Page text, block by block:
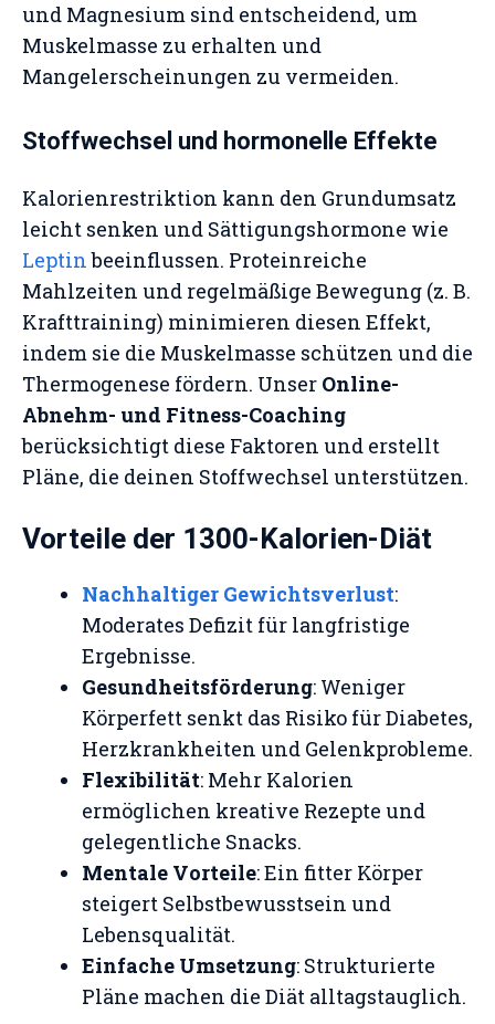
und Magnesium sind entscheidend, um
Muskelmasse zu erhalten und
Mangelerscheinungen zu vermeiden.
Stoffwechsel und hormonelle Effekte
Kalorienrestriktion kann den Grundumsatz
leicht senken und Sättigungshormone wie
Leptinbeeinflussen. Proteinreiche
Mahlzeiten und regelmäßige Bewegung (z. B.
Krafttraining) minimieren diesen Effekt,
indem sie die Muskelmasse schützen und die
Thermogenese fördern. Unser Online-
Abnehm- und Fitness-Coaching
berücksichtigt diese Faktoren und erstellt
Pläne, die deinen Stoffwechsel unterstützen.
Vorteile der 1300-Kalorien-Diät
Nachhaltiger Gewichtsverlust:
Moderates Defizit für langfristige
Ergebnisse.
Gesundheitsförderung: Weniger
Körperfett senkt das Risiko für Diabetes,
Herzkrankheiten und Gelenkprobleme.
Flexibilität: Mehr Kalorien
ermöglichen kreative Rezepte und
gelegentliche Snacks.
Mentale Vorteile: Ein fitter Körper
steigert Selbstbewusstsein und
Lebensqualität.
Einfache Umsetzung: Strukturierte
Pläne machen die Diät alltagstauglich.